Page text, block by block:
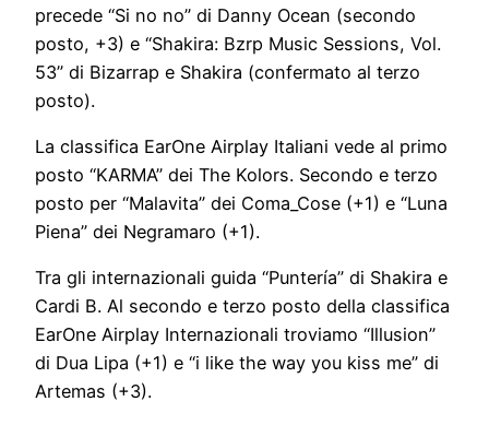
precede “Si no no” di Danny Ocean (secondo
posto, +3) e “Shakira: Bzrp Music Sessions, Vol.
53” di Bizarrap e Shakira (confermato al terzo
posto).
La classifica EarOne Airplay Italiani vede al primo
posto “KARMA” dei The Kolors. Secondo e terzo
posto per “Malavita” dei Coma_Cose (+1) e “Luna
Piena” dei Negramaro (+1).
Tra gli internazionali guida “Puntería” di Shakira e
Cardi B. Al secondo e terzo posto della classifica
EarOne Airplay Internazionali troviamo “Illusion”
di Dua Lipa (+1) e “i like the way you kiss me” di
Artemas (+3).